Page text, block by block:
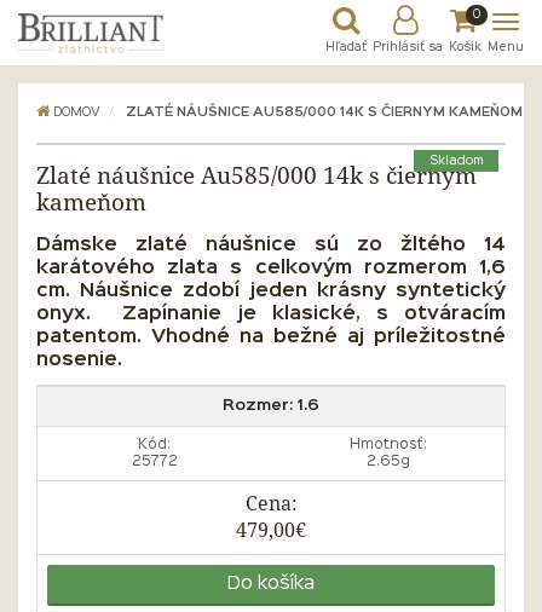
Hľadať Prihlásiť sa
0
Košík Menu
DOMOV ZLATÉ NÁUŠNICE AU585/000 14K S ČIERNYM KAMEŇOM
Skladom
Zlaté náušnice Au585/000 14k s čiernym
kameňom
Dámske zlaté náušnice sú zo žltého 14
karátového zlata s celkovým rozmerom 1,6
cm. Náušnice zdobí jeden krásny syntetický
onyx. Zapínanie je klasické, s otváracím
patentom. Vhodné na bežné aj príležitostné
nosenie.
Rozmer: 1.6
Kód:
25772
Hmotnosť:
2.65g
Cena:
479,00€
Do košíka